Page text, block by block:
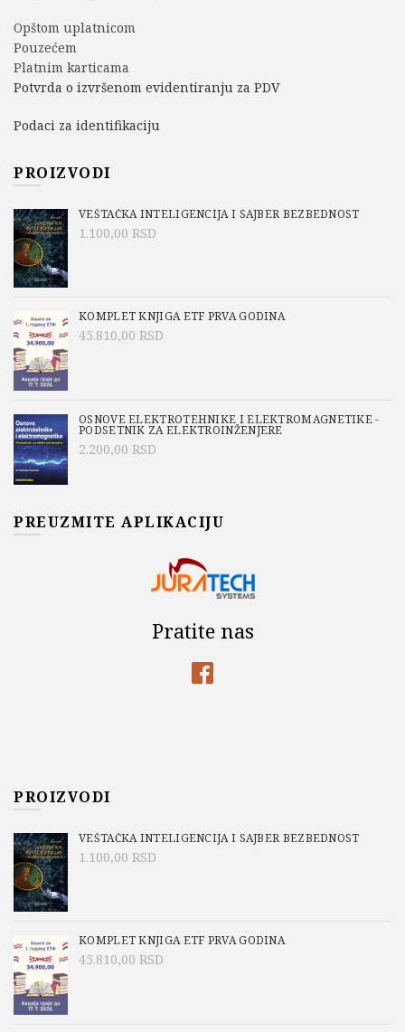
Opštom uplatnicom
Pouzećem
Platnim karticama
Potvrda o izvršenom evidentiranju za PDV
Podaci za identifikaciju
PROIZVODI
VEŠTAČKA INTELIGENCIJA I SAJBER BEZBEDNOST
1.100,00 RSD
KOMPLET KNJIGA ETF PRVA GODINA
45.810,00 RSD
OSNOVE ELEKTROTEHNIKE I ELEKTROMAGNETIKE -
PODSETNIK ZA ELEKTROINŽENJERE
2.200,00 RSD
PREUZMITE APLIKACIJU
Pratite nas
PROIZVODI
VEŠTAČKA INTELIGENCIJA I SAJBER BEZBEDNOST
1.100,00 RSD
KOMPLET KNJIGA ETF PRVA GODINA
45.810,00 RSD